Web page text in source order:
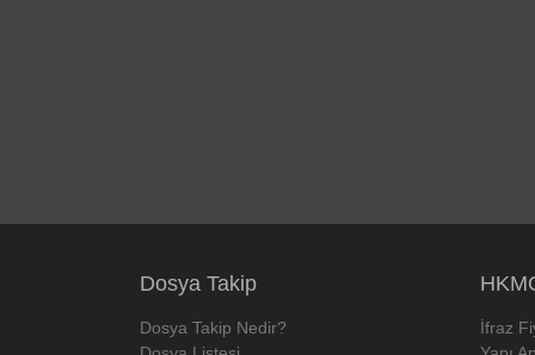
Dosya Takip
Dosya Takip Nedir?
İfraz